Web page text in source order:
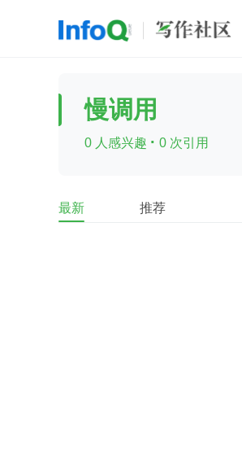
前端 AI
查看更多
慢调用
0 人感兴趣 · 0 次引用
最新 推荐